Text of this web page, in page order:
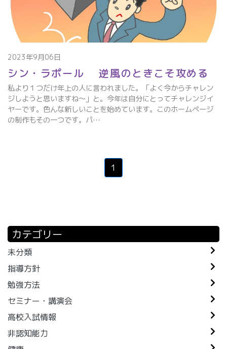
2023年9月06日
シン・ラポール 逆風のときこそ攻める
私より１つだけ年上の人に言われました。「よく今からチャレン
ジしようと思いますね～」と。今年は自分にとってチャレンジイ
ヤーです。色んな新しいことを始めています。このホームページ
の制作もその一つです。パ…
1
カテゴリー
未分類
指導方針
勉強方法
セミナー・講演会
高校入試情報
非認知能力